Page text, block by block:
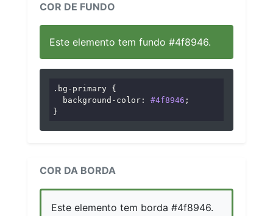
COR DE FUNDO
Este elemento tem fundo #4f8946.
.bg-primary {
background-color : #4f8946 ;
}
COR DA BORDA
Este elemento tem borda #4f8946.